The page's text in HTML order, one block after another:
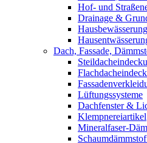
Hof- und
Drainage &
Hausbewässerung
Dach, Fassade,
Lüftungssysteme
Dachfenster &
Klempnereiartikel
Mineralfaser-